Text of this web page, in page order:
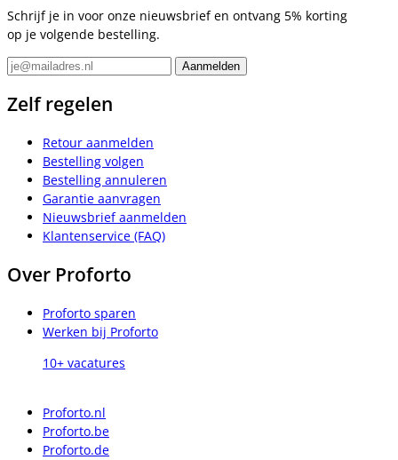
Schrijf je in voor onze nieuwsbrief en ontvang 5% korting
op je volgende bestelling.
Zelf regelen
Retour aanmelden
Bestelling volgen
Bestelling annuleren
Garantie aanvragen
Nieuwsbrief aanmelden
Klantenservice (FAQ)
Over Proforto
Proforto sparen
Werken bij Proforto
10+ vacatures
Proforto.nl
Proforto.be
Proforto.de